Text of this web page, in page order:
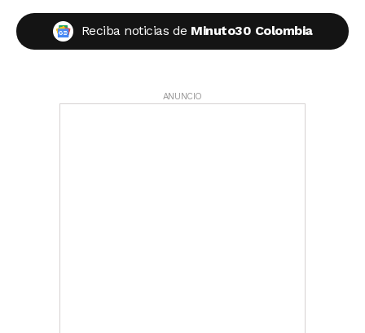
Reciba noticias de Minuto30 Colombia
ANUNCIO